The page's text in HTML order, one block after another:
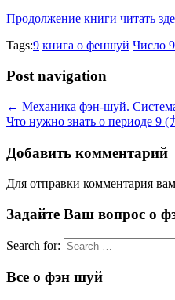
Продолжение книги читать
Tags:9 книга о феншуй Число 9
Post navigation
← Механика фэн-шуй.
Что нужно знать о периоде 9
Добавить комментарий
Для отправки комментария
Задайте Ваш вопрос о
Search for:
Все о фэн шуй